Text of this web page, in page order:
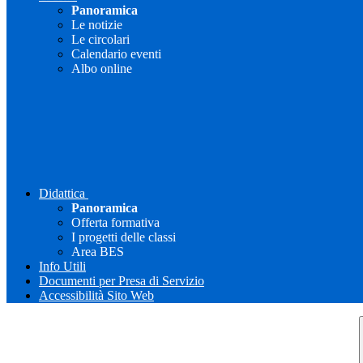
Panoramica
Le notizie
Le circolari
Calendario eventi
Albo online
Didattica
Panoramica
Offerta formativa
I progetti delle classi
Area BES
Info Utili
Documenti per Presa di Servizio
Accessibilità Sito Web